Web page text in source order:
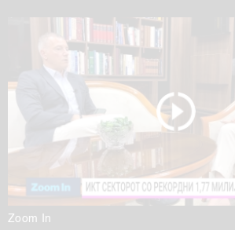
Zoom In